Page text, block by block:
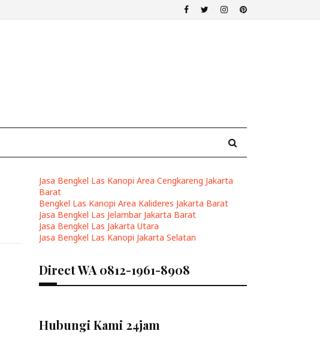
Jasa Bengkel Las Kanopi Area Cengkareng Jakarta
Barat
Bengkel Las Kanopi Area Kalideres Jakarta Barat
Jasa Bengkel Las Jelambar Jakarta Barat
Jasa Bengkel Las Jakarta Utara
Jasa Bengkel Las Kanopi Jakarta Selatan
Direct WA 0812-1961-8908
Hubungi Kami 24jam